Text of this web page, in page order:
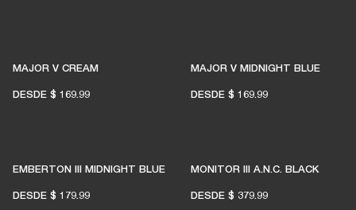
MAJOR V CREAM
DESDE $ 169.99
MAJOR V MIDNIGHT BLUE
DESDE $ 169.99
EMBERTON III MIDNIGHT BLUE
DESDE $ 179.99
MONITOR III A.N.C. BLACK
DESDE $ 379.99